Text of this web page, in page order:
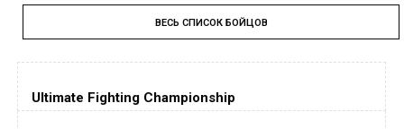
Тайрон Вудли
Tyron Woodley
(19-5-1, 0)
Дастин Порье
ВЕСЬ СПИСОК БОЙЦОВ
Ultimate Fighting Championship